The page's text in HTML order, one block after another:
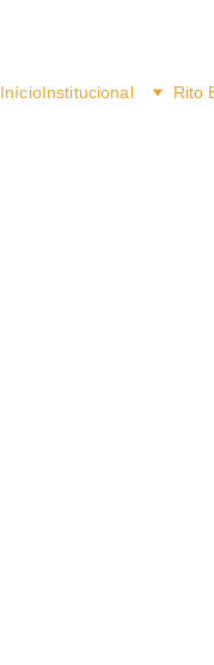
InícioInstitucional Rito